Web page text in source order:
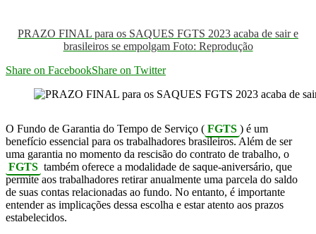
PRAZO FINAL para os SAQUES FGTS 2023 acaba de sair e
brasileiros se empolgam Foto: Reprodução
Share on FacebookShare on Twitter
O Fundo de Garantia do Tempo de Serviço ( FGTS ) é um
benefício essencial para os trabalhadores brasileiros. Além de ser
uma garantia no momento da rescisão do contrato de trabalho, o
FGTS também oferece a modalidade de saque-aniversário, que
permite aos trabalhadores retirar anualmente uma parcela do saldo
de suas contas relacionadas ao fundo. No entanto, é importante
entender as implicações dessa escolha e estar atento aos prazos
estabelecidos.